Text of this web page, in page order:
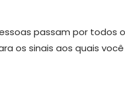
passam por todos
os sinais aos quais